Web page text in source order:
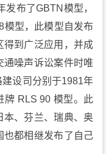
布了GBTN模型，
模型，此模型自发布
得到广泛应用，并成
通噪声诉讼案件时唯
设司分别于1981年
牌 RLS 90 模型。此
、芬兰、瑞典、奥
也都相继发布了自己